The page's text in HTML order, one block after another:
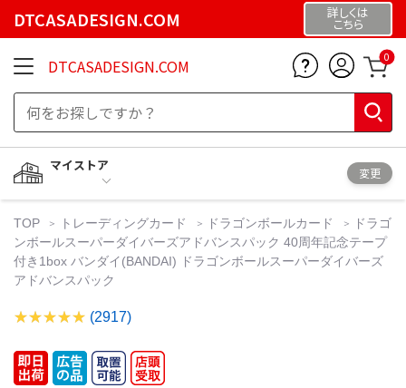
DTCASADESIGN.COM 詳しくは
こちら
DTCASADESIGN.COM 0
マイストア
変更
TOP トレーディングカード ドラゴンボールカード
ドラゴ
ンボールスーパーダイバーズアドバンスパック 40周年記念テープ
付き1box バンダイ(BANDAI) ドラゴンボールスーパーダイバーズ
アドバンスパック
(2917)